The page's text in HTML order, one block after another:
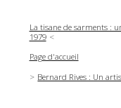
La tisane de sarments :
1979
Page d'accueil
Bernard Rives : Un